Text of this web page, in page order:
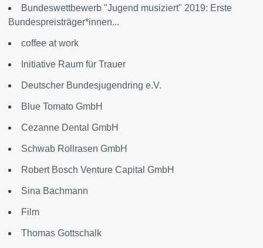
Bundeswettbewerb "Jugend musiziert" 2019: Erste
Bundespreisträger*innen...
coffee at work
Initiative Raum für Trauer
Deutscher Bundesjugendring e.V.
Blue Tomato GmbH
Cezanne Dental GmbH
Schwab Rollrasen GmbH
Robert Bosch Venture Capital GmbH
Sina Bachmann
Film
Thomas Gottschalk